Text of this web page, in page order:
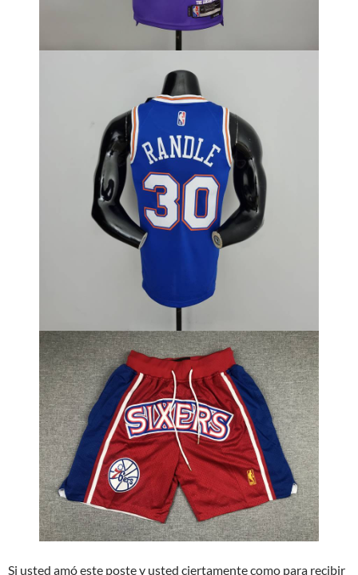
Si usted amó este poste y usted ciertamente como para recibir